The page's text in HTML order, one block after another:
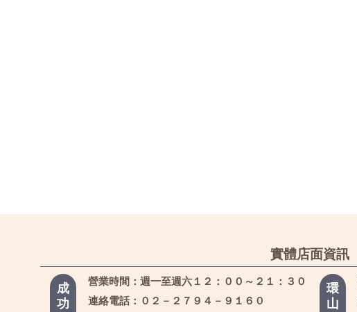
實體店面資訊
成
功
營業時間：週一至週六１２：００～２１：３０
連絡電話：０２－２７９４－９１６０
環
山